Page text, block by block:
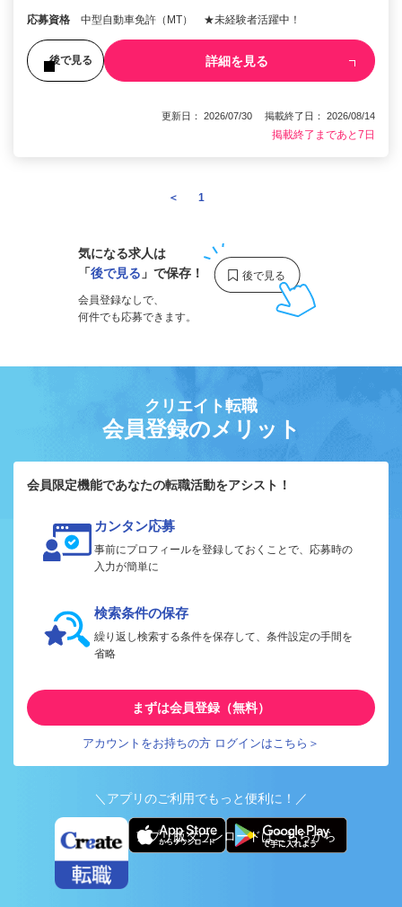
応募資格 中型自動車免許（MT） ★未経験者活躍中！
後で見る 詳細を見る
更新日： 2026/07/30 掲載終了日： 2026/08/14
掲載終了まであと7日
＜ 1
気になる求人は
「後で見る 」で保存！
会員登録なしで、
何件でも応募できます。
クリエイト転職
会員登録のメリット
会員限定機能であなたの転職活動をアシスト！
カンタン応募
事前にプロフィールを登録しておくことで、応募時の
入力が簡単に
検索条件の保存
繰り返し検索する条件を保存して、条件設定の手間を
省略
まずは会員登録（無料）
アカウントをお持ちの方 ログインはこちら＞
＼アプリのご利用でもっと便利に！／
アプリ版ダウンロードはこちらから